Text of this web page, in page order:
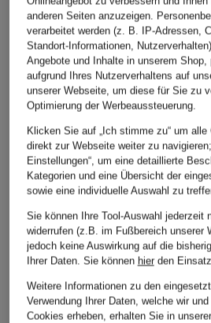
ITEM m6
Socken SNEAKER
CONSIOUS COTTON
PIQUÉ
CHF 25
Ursprünglich:CHF 35
Radsocken
LOGO
Materialmix
CHF 35
Weitere Kategorien
anderen Seiten anzuzeigen.
verarbeitet werden (z. B. IP-Adressen,
Standort-Informationen,
Angebote und Inhalte in unserem Shop,
aufgrund Ihres Nutzerverhaltens auf
unserer Webseite, um diese für Sie zu
Optimierung der Werbeaussteuerung.
Klicken Sie auf „Ich stimme zu“ um
direkt zur Webseite weiter zu
Einstellungen“, um eine detaillierte
Kategorien und eine Übersicht der
sowie eine individuelle Auswahl zu
Sie können Ihre Tool-Auswahl jederzeit
widerrufen (z.B. im Fußbereich unserer
jedoch keine Auswirkung auf die
Ihrer Daten. Sie können hierden
Weitere Informationen zu den
Verwendung Ihrer Daten, welche wir
Cookies erheben, erhalten Sie in unserer